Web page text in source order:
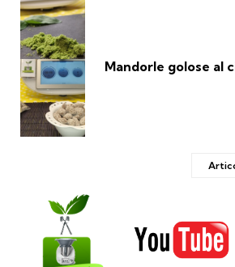
Mandorle golose al